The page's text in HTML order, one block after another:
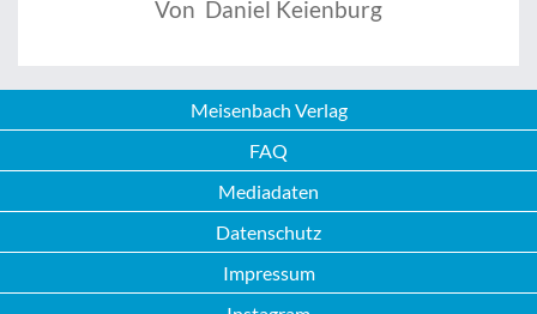
Von Daniel Keienburg
Meisenbach Verlag
FAQ
Mediadaten
Datenschutz
Impressum